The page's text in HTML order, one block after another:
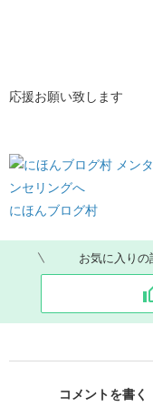
応援お願い致します
にほんブログ村
お気に入り
コメントを書く